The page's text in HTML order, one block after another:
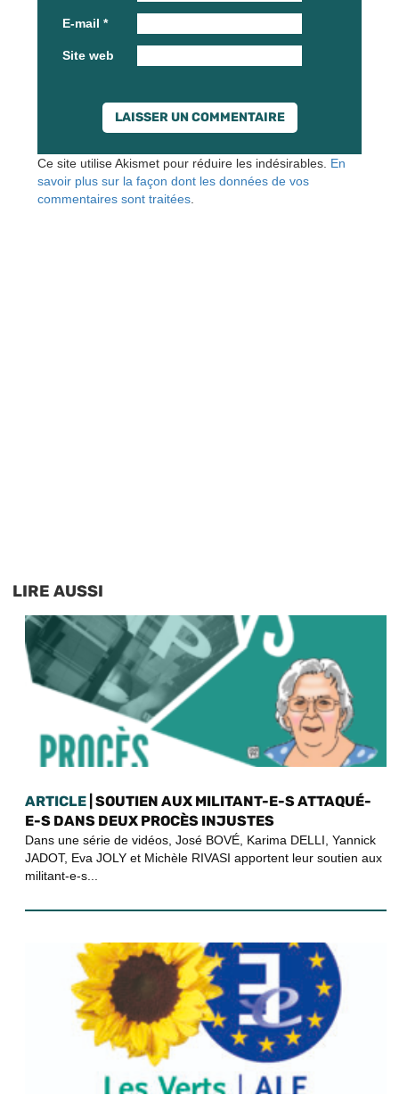
E-mail *
Site web
Ce site utilise Akismet pour réduire les indésirables. En
savoir plus sur la façon dont les données de vos
commentaires sont traitées.
LIRE AUSSI
ARTICLE | SOUTIEN AUX MILITANT-E-S ATTAQUÉ-
E-S DANS DEUX PROCÈS INJUSTES
Dans une série de vidéos, José BOVÉ, Karima DELLI, Yannick
JADOT, Eva JOLY et Michèle RIVASI apportent leur soutien aux
militant-e-s...